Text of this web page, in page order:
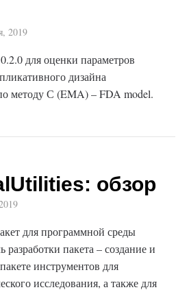
2019
для оценки параметров
дизайна
методу С (EMA) – FDA model.
обзор
для программной среды
пакета – создание и
инструментов для
исследования, а также для